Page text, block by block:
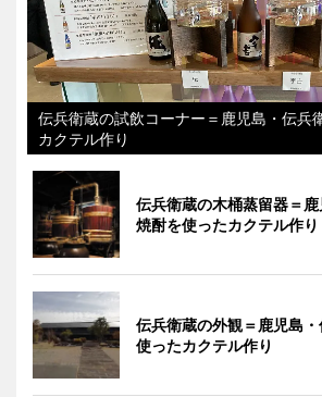
伝兵衛蔵の試飲コーナー＝鹿児島・伝兵
カクテル作り
伝兵衛蔵の木桶蒸留器＝
焼酎を使ったカクテル作り
伝兵衛蔵の外観＝鹿児島
使ったカクテル作り